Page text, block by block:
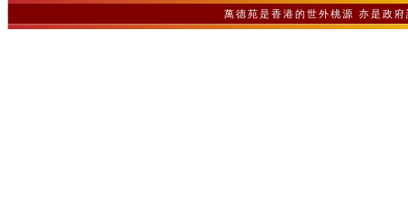
萬德苑是香港的世外桃源 亦是